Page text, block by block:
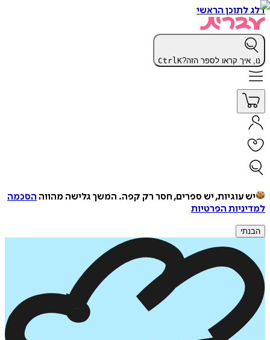
דלג לתוכן הראשי
נו, איך קראו לספר הזה? CtrlK
יש עוגיות, יש ספרים, חסר רק קפה. המשך גלישה מהווה הסכמה
למדיניות הפרטיות
הבנתי